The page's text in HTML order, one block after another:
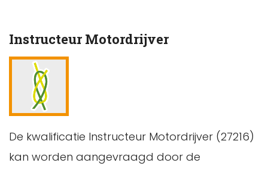
Instructeur Motordrijver
De kwalificatie Instructeur Motordrijver (27216)
kan worden aangevraagd door de